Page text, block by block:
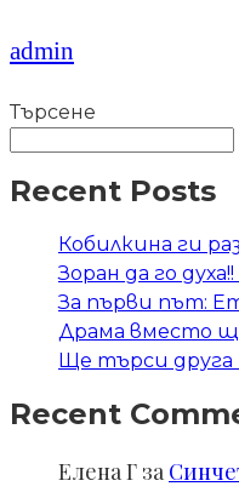
admin
Търсене
Recent Posts
Кобилкина ги
Зоран да го
За първи път:
Драма вместо
Ще търси друга
Recent
Елена Г за